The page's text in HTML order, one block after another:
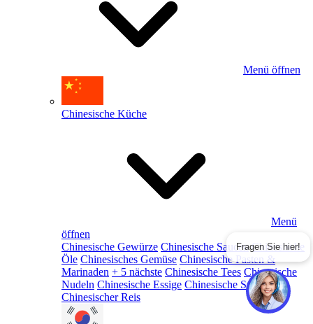
Menü öffnen
Chinesische Küche
Menü
öffnen
Chinesische Gewürze Chinesische Saucen Chinesische
Öle Chinesisches Gemüse Chinesische Pasten &
Marinaden + 5 nächste Chinesische Tees Chinesische
Nudeln Chinesische Essige Chinesische Snacks
Chinesischer Reis
Fragen Sie hier!